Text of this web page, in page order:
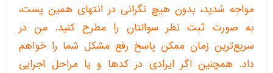
مواجه شدید، بدون هیچ نگرانی در انتهای همین پست،
به صورت ثبت نظر سوالتان را مطرح کنید. من در
سریع‌ترین زمان ممکن پاسخ رفع مشکل شما را خواهم
داد. همچنین اگر ایرادی در کدها و یا مراحل اجرایی